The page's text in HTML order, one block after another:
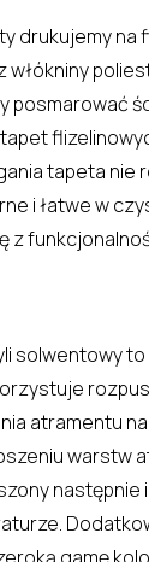
drukujemy na
włókniny
tapeta nie
i łatwe w
z
solwentowy
atramentu
warstw
następnie
gamę